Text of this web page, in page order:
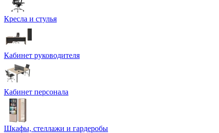
Кресла и стулья
Кабинет руководителя
Кабинет персонала
Шкафы, стеллажи и гардеробы